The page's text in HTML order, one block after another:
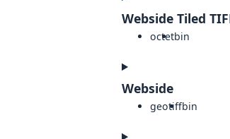
Webside Tiled
octetbin
Webside
geotiffbin